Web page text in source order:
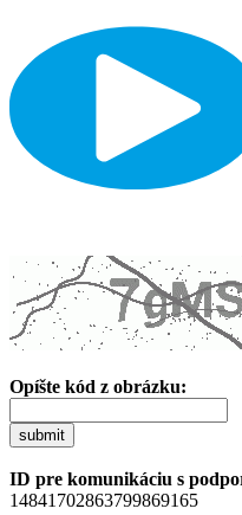
Opíšte kód z obrázku:
submit
ID pre komunikáciu s
14841702863799869165